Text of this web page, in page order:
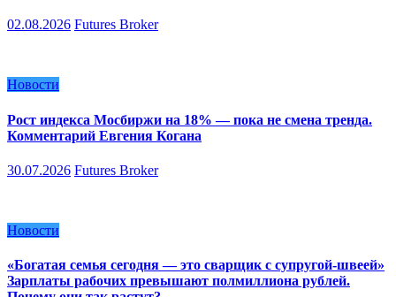
02.08.2026 Futures Broker
Новости
Рост индекса Мосбиржи на 18% — пока не смена тренда.
Комментарий Евгения Когана
30.07.2026 Futures Broker
Новости
«Богатая семья сегодня — это сварщик с супругой-швеей»
Зарплаты рабочих превышают полмиллиона рублей.